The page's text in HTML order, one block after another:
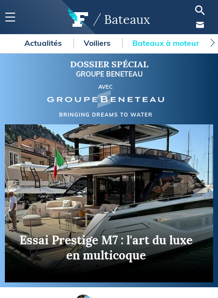
Bateaux
Actualités Voiliers Bateaux à moteur
DOSSIER SPÉCIAL
GROUPE BENETEAU
AVEC
Essai Prestige M7 : l'art du luxe
en multicoque